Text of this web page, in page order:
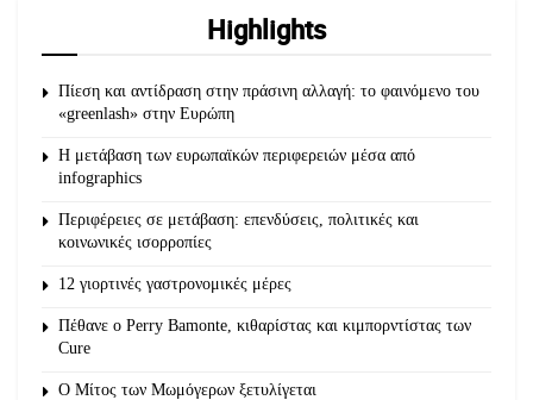
Highlights
Πίεση και αντίδραση στην πράσινη αλλαγή: το φαινόμενο του
«greenlash» στην Ευρώπη
Η μετάβαση των ευρωπαϊκών περιφερειών μέσα από
infographics
Περιφέρειες σε μετάβαση: επενδύσεις, πολιτικές και
κοινωνικές ισορροπίες
12 γιορτινές γαστρονομικές μέρες
Πέθανε ο Perry Bamonte, κιθαρίστας και κιμπορντίστας των
Cure
O Μίτος των Μωμόγερων ξετυλίγεται